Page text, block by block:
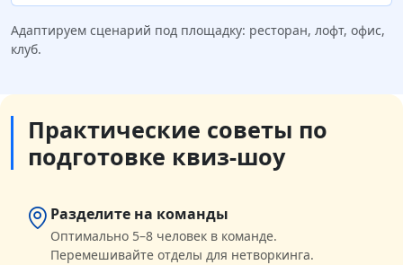
Адаптируем сценарий под площадку: ресторан, лофт, офис,
клуб.
Практические советы по
подготовке квиз-шоу
Разделите на команды
Оптимально 5–8 человек в команде.
Перемешивайте отделы для нетворкинга.